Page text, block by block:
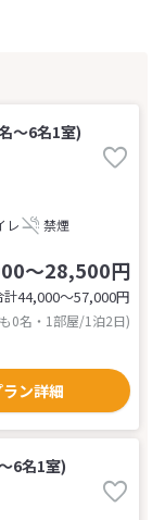
～6名1室)
レ 禁煙
～28,500円
計44,000〜57,000円
0名・1部屋/1泊2日)
ラン詳細
6名1室)